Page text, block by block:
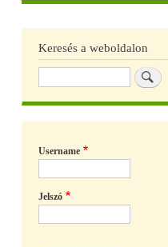
Főmenü
Keresés a weboldalon
Username
Jelszó